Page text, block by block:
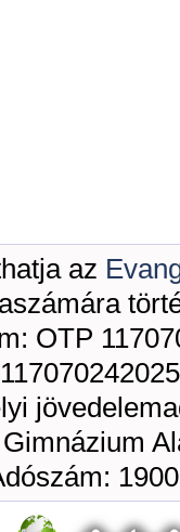
az
OTP
Gimnázium